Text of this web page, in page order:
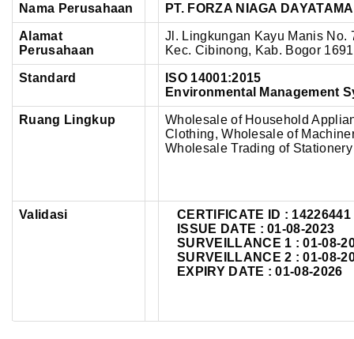
Nama Perusahaan PT. FORZA NIAGA DAYATAMA
Alamat
Perusahaan
Jl. Lingkungan Kayu Manis
Kec. Cibinong, Kab. Bogor
Standard
ISO 14001:2015
Environmental Management
Ruang Lingkup
Wholesale of Household
Clothing, Wholesale of
Wholesale Trading of
Validasi CERTIFICATE ID : 14226441
ISSUE DATE : 01-08-2023
SURVEILLANCE 1 : 01-08-
SURVEILLANCE 2 : 01-08-
EXPIRY DATE : 01-08-2026